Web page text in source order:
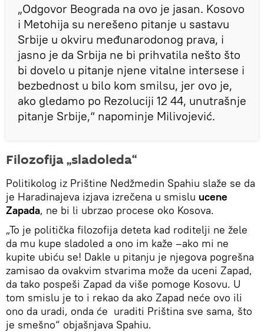
„Odgovor Beograda na ovo je jasan. Kosovo
i Metohija su nerešeno pitanje u sastavu
Srbije u okviru međunarodonog prava, i
jasno je da Srbija ne bi prihvatila nešto što
bi dovelo u pitanje njene vitalne intersese i
bezbednost u bilo kom smilsu, jer ovo je,
ako gledamo po Rezoluciji 12 44, unutrašnje
pitanje Srbije,“ napominje Milivojević.
Filozofija „sladoleda“
Politikolog iz Prištine Nedžmedin Spahiu slaže se da
je Haradinajeva izjava izrečena u smislu ucene
Zapada, ne bi li ubrzao procese oko Kosova.
„To je politička filozofija deteta kad roditelji ne žele
da mu kupe sladoled a ono im kaže –ako mi ne
kupite ubiću se! Dakle u pitanju je njegova pogrešna
zamisao da ovakvim stvarima može da uceni Zapad,
da tako pospeši Zapad da više pomoge Kosovu. U
tom smislu je to i rekao da ako Zapad neće ovo ili
ono da uradi, onda će uraditi Priština sve sama, što
je smešno“ objašnjava Spahiu.